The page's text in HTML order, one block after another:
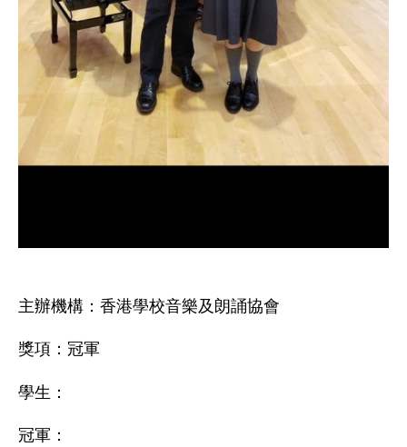
主辦機構：香港學校音樂及朗誦協會
獎項：冠軍
學生：
冠軍：